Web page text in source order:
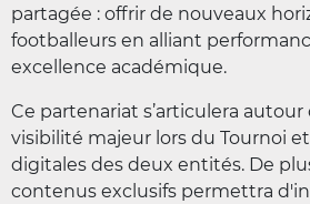
partagée : offrir de nouveaux
footballeurs en alliant
excellence académique.
Ce partenariat s’articulera autour
visibilité majeur lors du Tournoi
digitales des deux entités. De
contenus exclusifs permettra